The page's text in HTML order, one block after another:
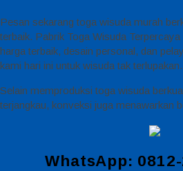
Pesan sekarang toga wisuda murah
terbaik. Pabrik Toga Wisuda
harga terbaik, desain personal, dan
kami hari ini untuk wisuda tak terlupakan.
Selain memproduksi toga wisuda
terjangkau, konveksi juga menawarkan
WhatsApp: